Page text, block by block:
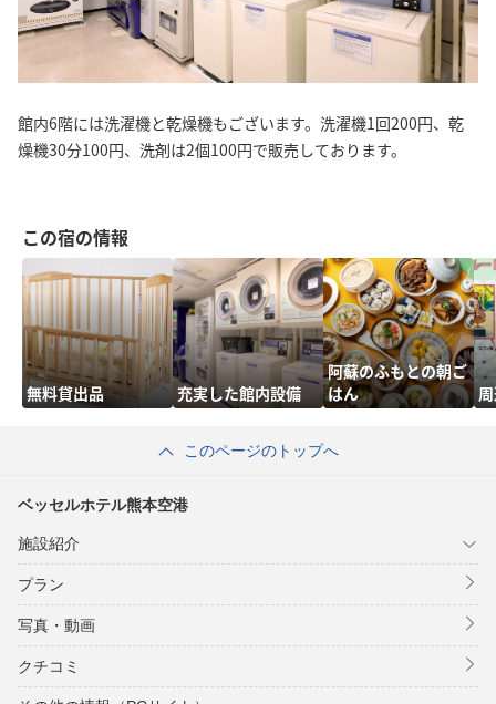
館内6階には洗濯機と乾燥機もございます。洗濯機1回200円、乾
燥機30分100円、洗剤は2個100円で販売しております。
この宿の情報
無料貸出品 充実した館内設備
阿蘇のふもとの朝ご
はん
このページのトップへ
ベッセルホテル熊本空港
施設紹介
プラン
写真・動画
クチコミ